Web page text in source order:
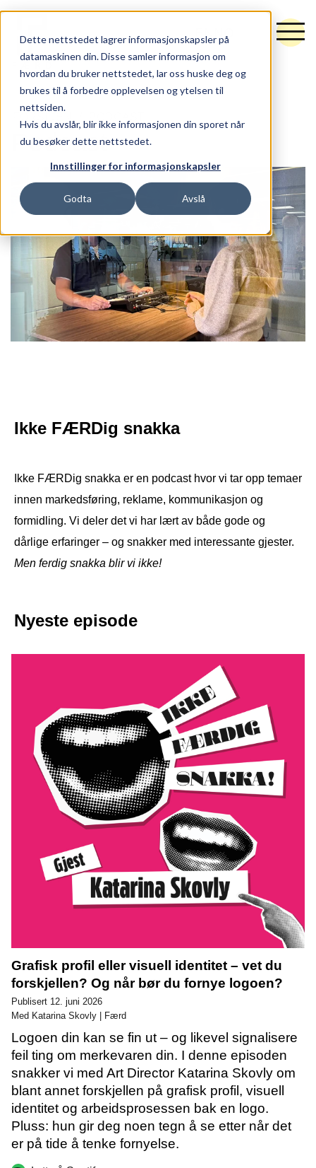
Dette nettstedet lagrer informasjonskapsler på
datamaskinen din. Disse samler informasjon om
hvordan du bruker nettstedet, lar oss huske deg og
brukes til å forbedre opplevelsen og ytelsen til
nettsiden.
Hvis du avslår, blir ikke informasjonen din sporet når
du besøker dette nettstedet.
Innstillinger for informasjonskapsler
Godta Avslå
Tjenester
Idé og utforming
Synlighet og vekst
Arbeider
Nytt
Podcast
EN NO
Podcast
Ikke FÆRDig snakka
Ikke FÆRDig snakka er en podcast hvor vi tar opp temaer
innen markedsføring, reklame, kommunikasjon og
formidling. Vi deler det vi har lært av både gode og
dårlige erfaringer – og snakker med interessante gjester.
Men ferdig snakka blir vi ikke!
Nyeste episode
Grafisk profil eller visuell identitet – vet du
forskjellen? Og når bør du fornye logoen?
Publisert 12. juni 2026
Med Katarina Skovly | Færd
Logoen din kan se fin ut – og likevel signalisere
feil ting om merkevaren din. I denne episoden
snakker vi med Art Director Katarina Skovly om
blant annet forskjellen på grafisk profil, visuell
identitet og arbeidsprosessen bak en logo.
Pluss: hun gir deg noen tegn å se etter når det
er på tide å tenke fornyelse.